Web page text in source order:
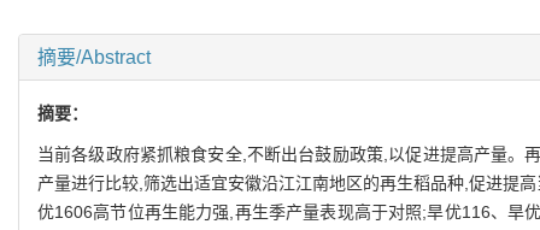
摘要/Abstract
摘要：
当前各级政府紧抓粮食安全,不断出台鼓励政策,以促进提高产量
产量进行比较,筛选出适宜安徽沿江江南地区的再生稻品种,促进提
优1606高节位再生能力强,再生季产量表现高于对照;旱优116、旱